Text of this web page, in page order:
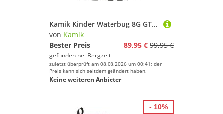
Kamik Kinder Waterbug 8G GTX Winterstiefel
von Kamik
Bester Preis
89,95 € 99,95 €
gefunden bei Bergzeit
zuletzt überprüft am 08.08.2026 um 00:41; der
Preis kann sich seitdem geändert haben.
Keine weiteren Anbieter
- 10%